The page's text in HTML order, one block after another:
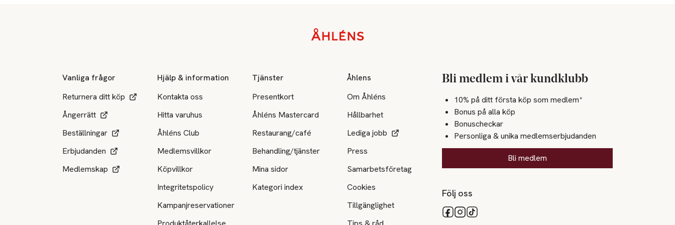
Vanliga frågor
Returnera ditt köp
Ångerrätt
Beställningar
Erbjudanden
Medlemskap
Hjälp & information
Kontakta oss
Hitta varuhus
Åhléns Club
Medlemsvillkor
Köpvillkor
Integritetspolicy
Kampanjreservationer
Tjänster
Presentkort
Åhléns Mastercard
Restaurang/café
Behandling/tjänster
Mina sidor
Kategori index
Åhlens
Om Åhléns
Hållbarhet
Lediga jobb
Press
Samarbetsföretag
Cookies
Tillgänglighet
Bli medlem i vår kundklubb
10% på ditt första köp som medlem*
Bonus på alla köp
Bonuscheckar
Personliga & unika medlemserbjudanden
Bli medlem
Följ oss